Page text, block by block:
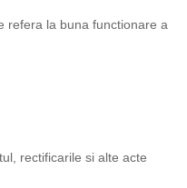
refera la buna functionare a
rectificarile si alte acte